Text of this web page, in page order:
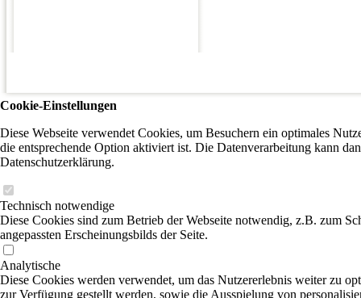
Cookie-Einstellungen
Diese Webseite verwendet Cookies, um Besuchern ein optimales
die entsprechende Option aktiviert ist. Die Datenverarbeitung kann
Datenschutzerklärung.
Technisch notwendige
Diese Cookies sind zum Betrieb der Webseite notwendig, z.B. zum
angepassten Erscheinungsbilds der Seite.
Analytische
Diese Cookies werden verwendet, um das Nutzererlebnis weiter zu
zur Verfügung gestellt werden, sowie die Ausspielung von